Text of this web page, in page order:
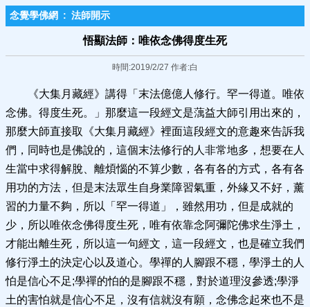
念覺學佛網 : 法師開示
悟顯法師：唯依念佛得度生死
時間:2019/2/27 作者:白
《大集月藏經》講得「末法億億人修行。罕一得道。唯依
念佛。得度生死。」那麼這一段經文是蕅益大師引用出來的，
那麼大師直接取《大集月藏經》裡面這段經文的意趣來告訴我
們，同時也是佛說的，這個末法修行的人非常地多，想要在人
生當中求得解脫、離煩惱的不算少數，各有各的方式，各有各
用功的方法，但是末法眾生自身業障習氣重，外緣又不好，薰
習的力量不夠，所以「罕一得道」，雖然用功，但是成就的
少，所以唯依念佛得度生死，唯有依靠念阿彌陀佛求生淨土，
才能出離生死，所以這一句經文，這一段經文，也是確立我們
修行淨土的決定心以及道心。學禪的人腳跟不穩，學淨土的人
怕是信心不足;學禪的怕的是腳跟不穩，對於道理沒參透;學淨
土的害怕就是信心不足，沒有信就沒有願，念佛念起來也不是